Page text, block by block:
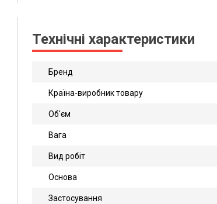
Технічні характеристики
Бренд
Країна-виробник товару
Об'єм
Вага
Вид робіт
Основа
Застосування